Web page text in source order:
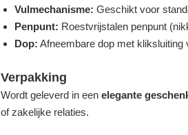
Vulmechanisme: Geschikt voor
Penpunt: Roestvrijstalen penpunt
Dop: Afneembare dop met
Verpakking
Wordt geleverd in een elegante
of zakelijke relaties.